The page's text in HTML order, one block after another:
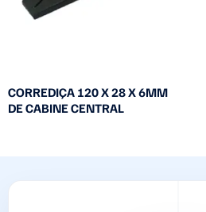
CORREDIÇA 120 X 28 X 6MM
DE CABINE CENTRAL